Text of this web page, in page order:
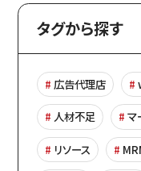
タグから探す
広告代理店
人材不足 マ
リソース